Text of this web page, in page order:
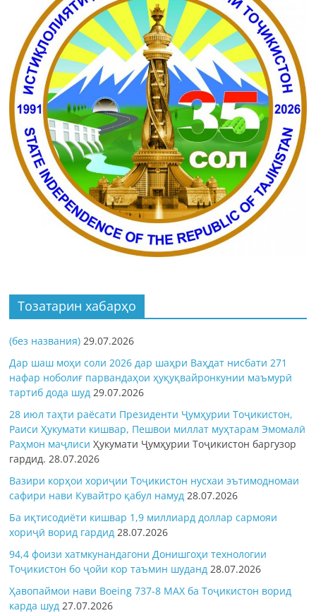
Тозатарин хабарҳо
(без названия) 29.07.2026
Дар шаш моҳи соли 2026 дар шаҳри Ваҳдат нисбати 271
нафар ноболиғ парвандаҳои ҳуқуқвайронкунии маъмурӣ
тартиб дода шуд 29.07.2026
28 июл таҳти раёсати Президенти Ҷумҳурии Тоҷикистон,
Раиси Ҳукумати кишвар, Пешвои миллат муҳтарам Эмомалӣ
Раҳмон маҷлисиҲукумати Ҷумҳурии Тоҷикистон баргузор
гардид. 28.07.2026
Вазири корҳои хориҷии Тоҷикистон нусхаи эътимодномаи
сафири нави Кувайтро қабул намуд 28.07.2026
Ба иқтисодиёти кишвар 1,9 миллиард доллар сармояи
хориҷӣ ворид гардид 28.07.2026
94,4 фоизи хатмкунандагони Донишгоҳи технологии
Тоҷикистон бо ҷойи кор таъмин шуданд 28.07.2026
Ҳавопаймои нави Boeing 737-8 MAX ба Тоҷикистон ворид
карда шуд 27.07.2026